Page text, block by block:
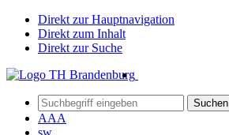
Direkt zur Hauptnavigation
Direkt zum Inhalt
Direkt zur Suche
Suchen
AAA
sw